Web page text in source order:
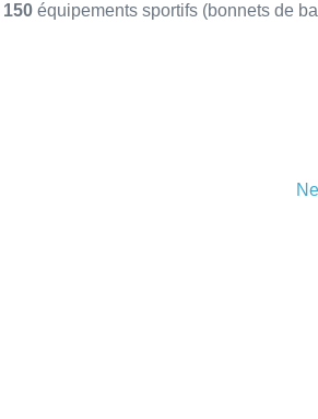
150 équipements sportifs (bonnets de